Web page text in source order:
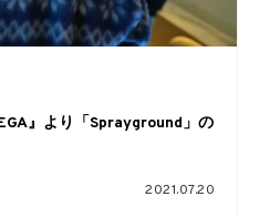
』より「Sprayground」の
2021.07.20